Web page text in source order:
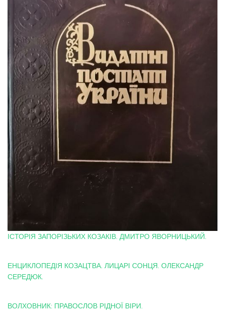
ІСТОРІЯ ЗАПОРІЗЬКИХ КОЗАКІВ. ДМИТРО ЯВОРНИЦЬКИЙ.
ЕНЦИКЛОПЕДІЯ КОЗАЦТВА. ЛИЦАРІ СОНЦЯ. ОЛЕКСАНДР
СЕРЕДЮК.
ВОЛХОВНИК: ПРАВОСЛОВ РІДНОЇ ВІРИ.